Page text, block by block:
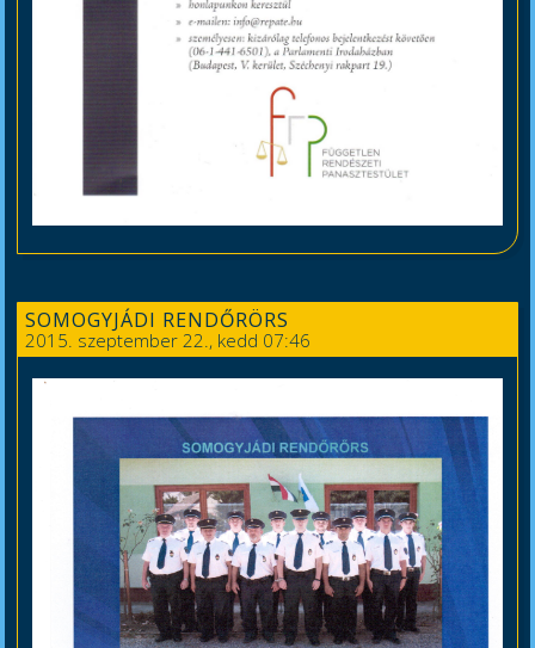
SOMOGYJÁDI RENDŐRÖRS
2015. szeptember 22., kedd 07:46